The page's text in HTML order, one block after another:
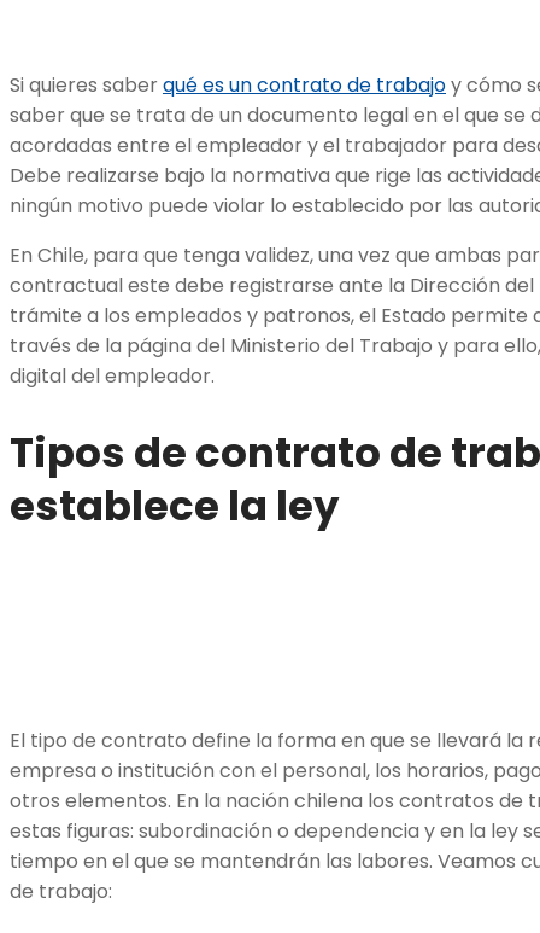
Si quieres saberqué es un contrato de trabajoy cómo
saber que se trata de un documento legal en el que se
acordadas entre el empleador y el trabajador para
Debe realizarse bajo la normativa que rige las
ningún motivo puede violar lo establecido por las
En Chile, para que tenga validez, una vez que ambas
contractual este debe registrarse ante la Dirección
trámite a los empleados y patronos, el Estado permite
través de la página del Ministerio del Trabajo y para
digital del empleador.
Tipos de contrato de
establece la ley
El tipo de contrato define la forma en que se llevará la
empresa o institución con el personal, los horarios,
otros elementos. En la nación chilena los contratos de
estas figuras: subordinación o dependencia y en la ley
tiempo en el que se mantendrán las labores. Veamos
de trabajo: